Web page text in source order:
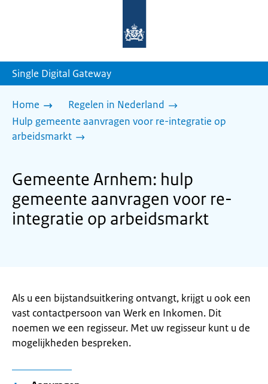
homepage
Single Digital Gateway
Home
Regelen in Nederland
Hulp gemeente aanvragen voor re-integratie op
arbeidsmarkt
Gemeente Arnhem: hulp
gemeente aanvragen voor re-
integratie op arbeidsmarkt
Als u een bijstandsuitkering ontvangt, krijgt u ook een
vast contactpersoon van Werk en Inkomen. Dit
noemen we een regisseur. Met uw regisseur kunt u de
mogelijkheden bespreken.